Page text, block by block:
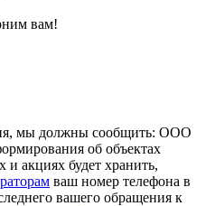
вам!
мы должны сообщить: ООО
об объектах
акциях будет хранить,
ваш номер телефона в
вашего обращения к